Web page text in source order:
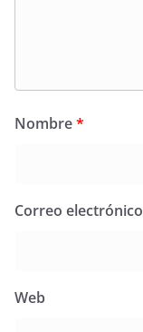
Nombre*
Correo electrónico
Web